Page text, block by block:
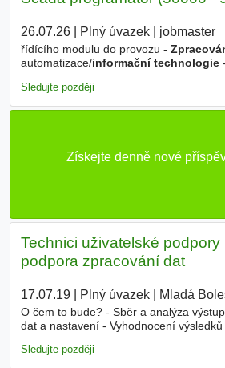
26.07.26| Plný úvazek| jobmaster
řídícího modulu do provozu -
automatizace/informační technologie-
Sledujte později
Získejte denně nové
Technici uživatelské
podpora zpracování dat
17.07.19| Plný úvazek| Mladá
O čem to bude? - Sběr a analýza
dat a nastavení - Vyhodnocení
Sledujte později